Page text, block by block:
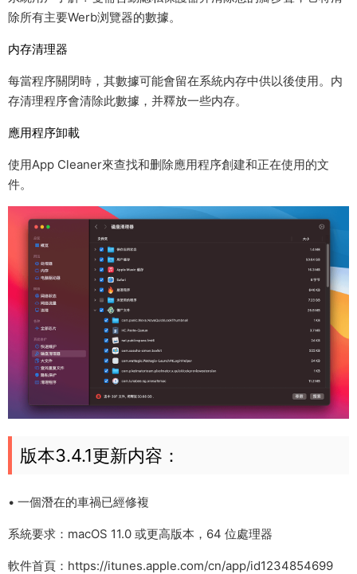
除所有主要Werb浏覽器的數據。
内存清理器
每當程序關閉時，其數據可能會留在系統内存中供以後使用。内
存清理程序會清除此數據，并釋放一些内存。
應用程序卸載
使用App Cleaner來查找和删除應用程序創建和正在使用的文
件。
版本3.4.1更新内容：
• 一個潛在的車禍已經修複
系統要求：macOS 11.0 或更高版本，64 位處理器
軟件首頁：https://itunes.apple.com/cn/app/id1234854699